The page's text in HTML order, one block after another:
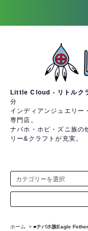
Little Cloud - リトルク
分
インディアンジュエリー
専門店。
ナバホ・ホピ・ズニ族の
リー&クラフトが充実。
ホーム > ■ナバホ族Eagle